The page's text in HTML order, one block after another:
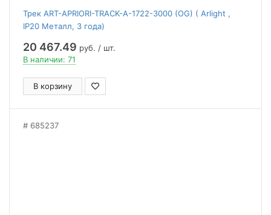
Трек ART-APRIORI-TRACK-A-1722-3000 (OG) ( Arlight ,
IP20 Металл, 3 года)
20 467.49 руб. / шт.
В наличии: 71
В корзину
685237